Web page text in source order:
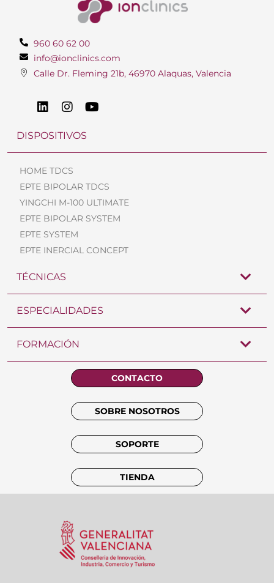
960 60 62 00
info@ionclinics.com
Calle Dr. Fleming 21b, 46970 Alaquas, Valencia
DISPOSITIVOS
HOME TDCS
EPTE BIPOLAR TDCS
YINGCHI M-100 ULTIMATE
EPTE BIPOLAR SYSTEM
EPTE SYSTEM
EPTE INERCIAL CONCEPT
TÉCNICAS
ESPECIALIDADES
FORMACIÓN
CONTACTO
SOBRE NOSOTROS
SOPORTE
TIENDA